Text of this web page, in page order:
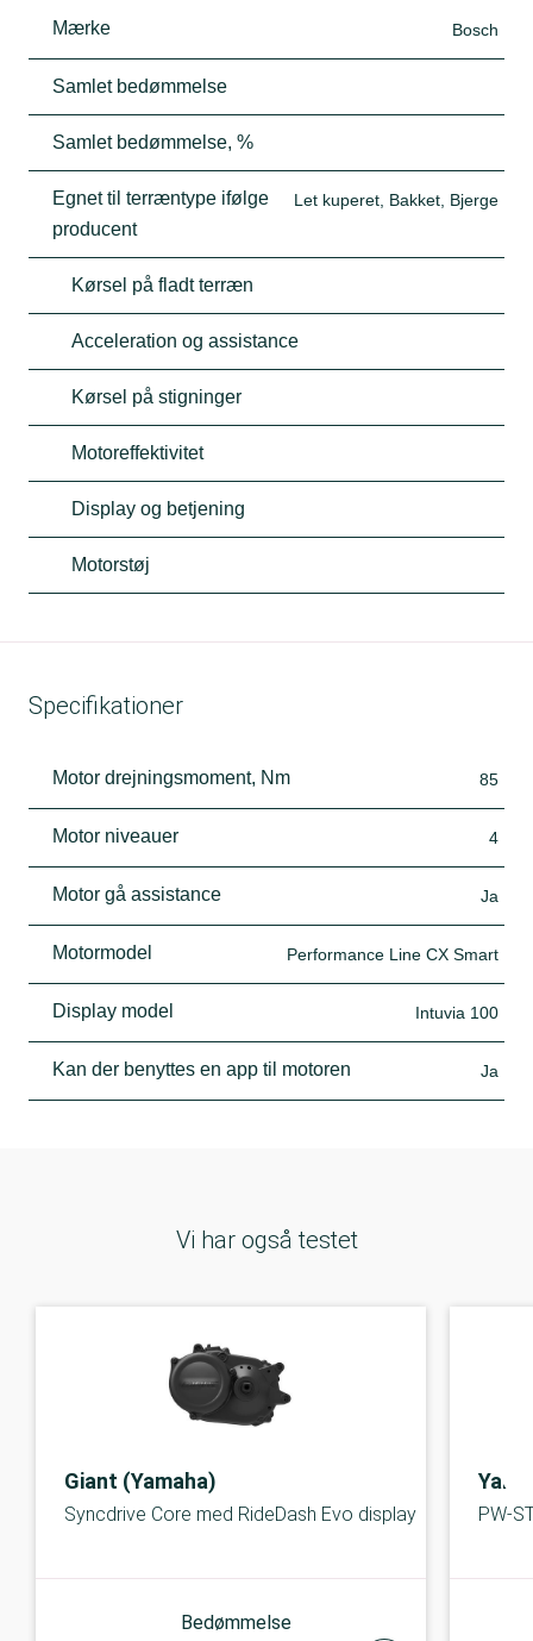
Mærke Bosch
Samlet bedømmelse
Samlet bedømmelse, %
Egnet til terræntype ifølge
producent
Let kuperet, Bakket, Bjerge
Kørsel på fladt terræn
Acceleration og assistance
Kørsel på stigninger
Motoreffektivitet
Display og betjening
Motorstøj
Specifikationer
Motor drejningsmoment, Nm 85
Motor niveauer 4
Motor gå assistance Ja
Motormodel Performance Line CX Smart
Display model Intuvia 100
Kan der benyttes en app til motoren Ja
Vi har også testet
Giant (Yamaha)
Syncdrive Core med RideDash Evo display
Bedømmelse
PW-